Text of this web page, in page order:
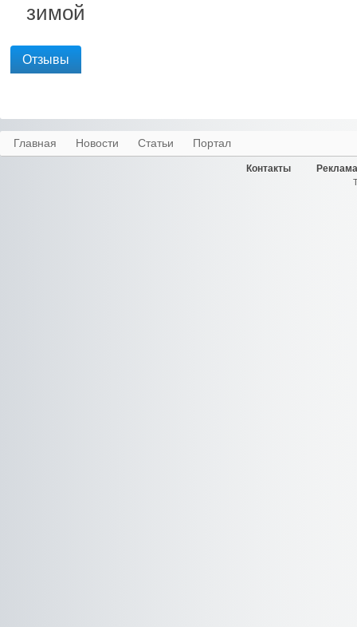
зимой
Отзывы
Главная Новости Статьи Портал
Контакты